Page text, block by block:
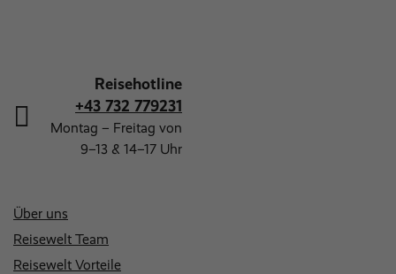
Über uns
Reisewelt Team
Reisewelt Vorteile
Reisehotline
+43 732 779231
Montag – Freitag von
9–13 & 14–17 Uhr